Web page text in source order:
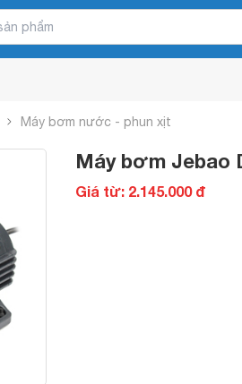
Máy bơm nước - phun xịt
Máy bơm Jebao
Giá từ: 2.145.000 đ